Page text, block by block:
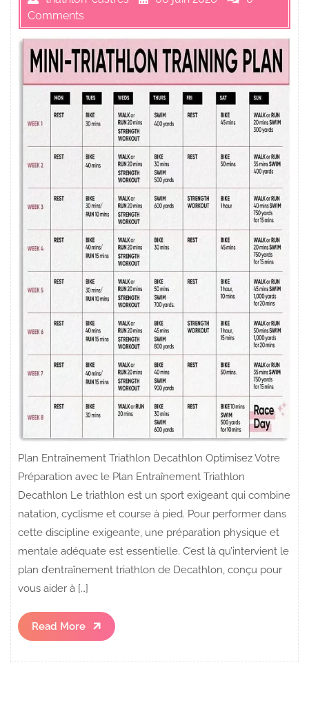
Comments
Plan Entraînement Triathlon Decathlon Optimisez Votre
Préparation avec le Plan Entraînement Triathlon
Decathlon Le triathlon est un sport exigeant qui combine
natation, cyclisme et course à pied. Pour performer dans
cette discipline exigeante, une préparation physique et
mentale adéquate est essentielle. C’est là qu’intervient le
plan d’entraînement triathlon de Decathlon, conçu pour
vous aider à […]
Read More
Read
More